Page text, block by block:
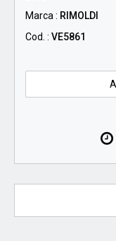
Marca : RIMOLDI
Cod. : VE5861